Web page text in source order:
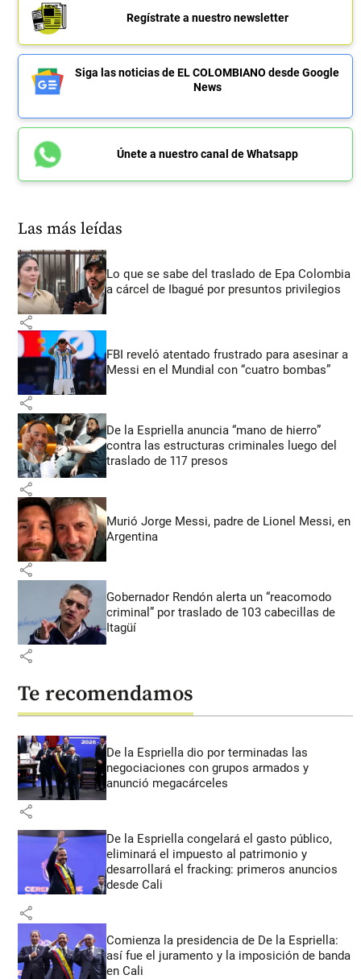
Regístrate a nuestro newsletter
Siga las noticias de EL COLOMBIANO desde Google
News
Únete a nuestro canal de Whatsapp
Las más leídas
Lo que se sabe del traslado de Epa Colombia
a cárcel de Ibagué por presuntos privilegios
share
FBI reveló atentado frustrado para asesinar a
Messi en el Mundial con “cuatro bombas”
share
De la Espriella anuncia “mano de hierro”
contra las estructuras criminales luego del
traslado de 117 presos
share
Murió Jorge Messi, padre de Lionel Messi, en
Argentina
share
Gobernador Rendón alerta un “reacomodo
criminal” por traslado de 103 cabecillas de
Itagüí
share
Te recomendamos
De la Espriella dio por terminadas las
negociaciones con grupos armados y
anunció megacárceles
share
De la Espriella congelará el gasto público,
eliminará el impuesto al patrimonio y
desarrollará el fracking: primeros anuncios
desde Cali
share
Comienza la presidencia de De la Espriella:
así fue el juramento y la imposición de banda
en Cali